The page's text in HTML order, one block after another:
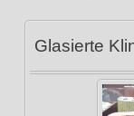
Glasierte